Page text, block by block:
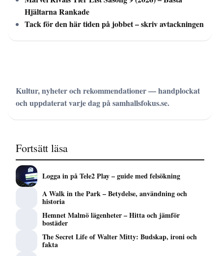
Hjältarna Rankade
Tack för den här tiden på jobbet – skriv avtackningen
Kultur, nyheter och rekommendationer — handplockat
och uppdaterat varje dag på samhallsfokus.se.
Fortsätt läsa
Logga in på Tele2 Play – guide med felsökning
A Walk in the Park – Betydelse, användning och
historia
Hemnet Malmö lägenheter – Hitta och jämför
bostäder
The Secret Life of Walter Mitty: Budskap, ironi och
fakta